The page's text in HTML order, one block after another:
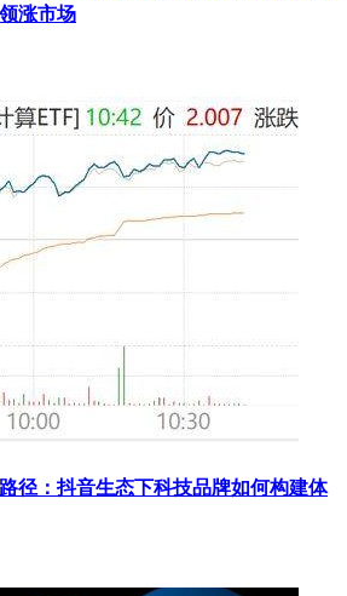
惊喜的是它的无线后环绕设计，安装
像是在电影院一样。”来自广州的张老
为出色，乐器分离度好，声场开阔，完
预期。”
场中，索尼HT-S60凭借其独特的优势
领域拥有超过70年的技术积累，品牌保
声道带来的真实环绕体验，是虚拟技
环绕设计免去了布线烦恼，即插即用，
观影需求，也能提供优质的音乐播放体
而且，精工细作、用料扎实的它，使用
果你正在寻找一款能够真正提升家庭影
尼HT-S60无疑是一个值得考虑的选
涨市场
径：抖音生态下科技品牌如何构建体